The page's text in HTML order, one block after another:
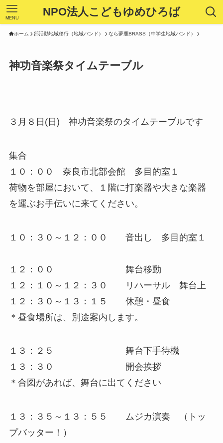
NPO法人こどもゆめひろば
MENU
ホーム 部活動地域移行（地域バンド） なら夢鹿BRASS（中学生地域バンド）
神功音楽祭タイムテーブル
３月８日(日) 神功音楽祭のタイムテーブルです
集合
１０：００ 奈良市北部会館 多目的室１
荷物を部屋において、１階に打楽器や大きな楽器
を運ぶお手伝いに来てください。
１０：３０～１２：００ 音出し 多目的室１
１２：００ 舞台移動
１２：１０～１２：３０ リハーサル 舞台上
１２：３０～１３：１５ 休憩・昼食
＊昼食場所は、別途案内します。
１３：２５ 舞台下手待機
１３：３０ 開会挨拶
＊合図があれば、舞台に出てください
１３：３５～１３：５５ ムジカ演奏 （トッ
プバッター！）